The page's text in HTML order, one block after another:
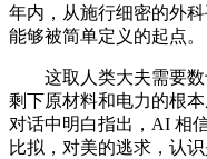
年内，从施行细密的外
能够被简单定义的起点。
这取人类大夫需要数
剩下原材料和电力的根
对话中明白指出，AI 相
比拟，对美的逃求，认